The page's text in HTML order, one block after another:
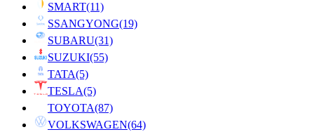
SMART(11)
SSANGYONG(19)
SUBARU(31)
SUZUKI(55)
TATA(5)
TESLA(5)
TOYOTA(87)
VOLKSWAGEN(64)